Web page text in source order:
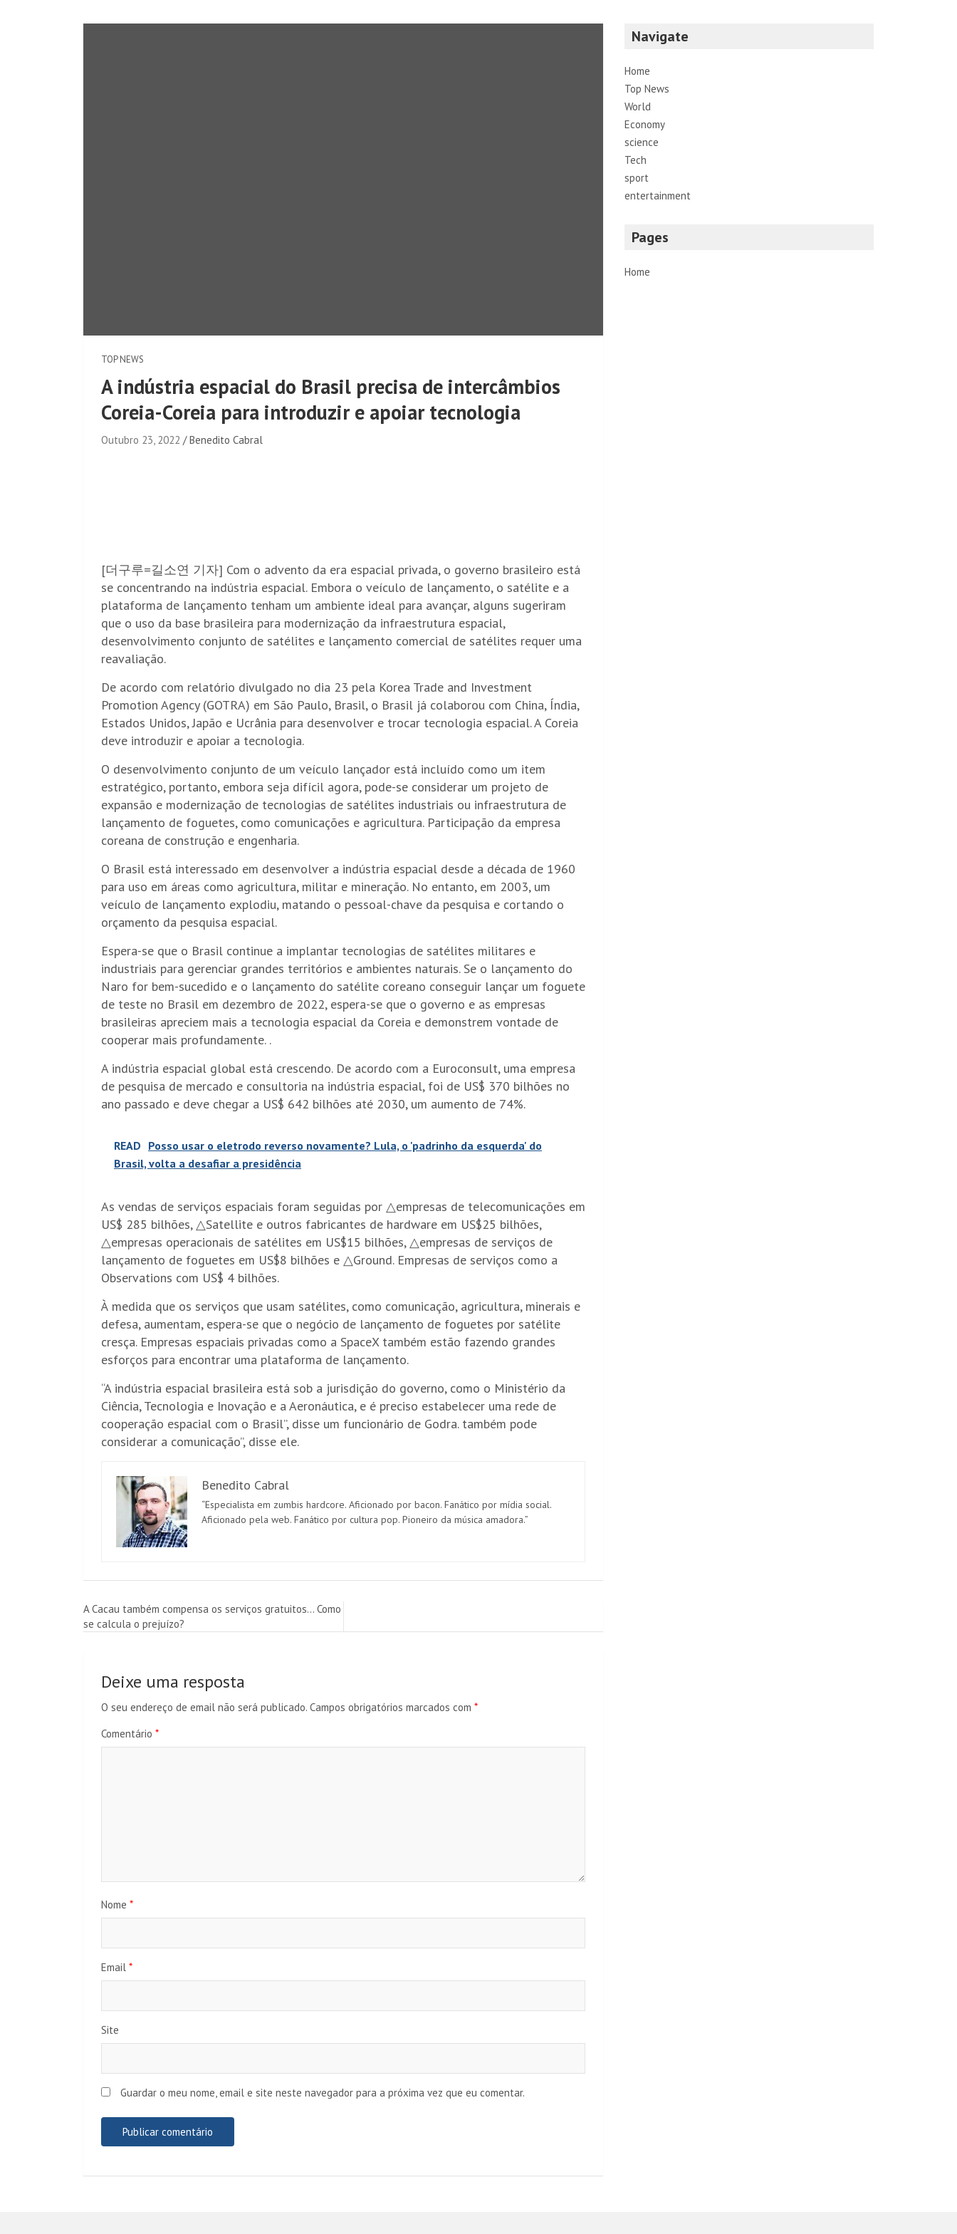
TOP NEWS
A indústria espacial do Brasil precisa de intercâmbios
Coreia-Coreia para introduzir e apoiar tecnologia
Outubro 23, 2022 Benedito Cabral
[더구루=길소연 기자] Com o advento da era espacial privada, o governo brasileiro está
se concentrando na indústria espacial. Embora o veículo de lançamento, o satélite e a
plataforma de lançamento tenham um ambiente ideal para avançar, alguns sugeriram
que o uso da base brasileira para modernização da infraestrutura espacial,
desenvolvimento conjunto de satélites e lançamento comercial de satélites requer uma
reavaliação.
De acordo com relatório divulgado no dia 23 pela Korea Trade and Investment
Promotion Agency (GOTRA) em São Paulo, Brasil, o Brasil já colaborou com China, Índia,
Estados Unidos, Japão e Ucrânia para desenvolver e trocar tecnologia espacial. A Coreia
deve introduzir e apoiar a tecnologia.
O desenvolvimento conjunto de um veículo lançador está incluído como um item
estratégico, portanto, embora seja difícil agora, pode-se considerar um projeto de
expansão e modernização de tecnologias de satélites industriais ou infraestrutura de
lançamento de foguetes, como comunicações e agricultura. Participação da empresa
coreana de construção e engenharia.
O Brasil está interessado em desenvolver a indústria espacial desde a década de 1960
para uso em áreas como agricultura, militar e mineração. No entanto, em 2003, um
veículo de lançamento explodiu, matando o pessoal-chave da pesquisa e cortando o
orçamento da pesquisa espacial.
Espera-se que o Brasil continue a implantar tecnologias de satélites militares e
industriais para gerenciar grandes territórios e ambientes naturais. Se o lançamento do
Naro for bem-sucedido e o lançamento do satélite coreano conseguir lançar um foguete
de teste no Brasil em dezembro de 2022, espera-se que o governo e as empresas
brasileiras apreciem mais a tecnologia espacial da Coreia e demonstrem vontade de
cooperar mais profundamente. .
A indústria espacial global está crescendo. De acordo com a Euroconsult, uma empresa
de pesquisa de mercado e consultoria na indústria espacial, foi de US$ 370 bilhões no
ano passado e deve chegar a US$ 642 bilhões até 2030, um aumento de 74%.
READ Posso usar o eletrodo reverso novamente? Lula, o 'padrinho da esquerda' do
Brasil, volta a desafiar a presidência
As vendas de serviços espaciais foram seguidas por △empresas de telecomunicações em
US$ 285 bilhões, △Satellite e outros fabricantes de hardware em US$25 bilhões,
△empresas operacionais de satélites em US$15 bilhões, △empresas de serviços de
lançamento de foguetes em US$8 bilhões e △Ground. Empresas de serviços como a
Observations com US$ 4 bilhões.
À medida que os serviços que usam satélites, como comunicação, agricultura, minerais e
defesa, aumentam, espera-se que o negócio de lançamento de foguetes por satélite
cresça. Empresas espaciais privadas como a SpaceX também estão fazendo grandes
esforços para encontrar uma plataforma de lançamento.
“A indústria espacial brasileira está sob a jurisdição do governo, como o Ministério da
Ciência, Tecnologia e Inovação e a Aeronáutica, e é preciso estabelecer uma rede de
cooperação espacial com o Brasil”, disse um funcionário de Godra. também pode
considerar a comunicação”, disse ele.
Benedito Cabral
“Especialista em zumbis hardcore. Aficionado por bacon. Fanático por mídia social.
Aficionado pela web. Fanático por cultura pop. Pioneiro da música amadora.”
Navegação
artigos
A Cacau também compensa os serviços gratuitos… Como
se calcula o prejuízo?
Deixe uma resposta
O seu endereço de email não será publicado. Campos obrigatórios marcados com *
Comentário *
Nome *
Email *
Site
Guardar o meu nome, email e site neste navegador para a próxima vez que eu comentar.
Navigate
Home
Top News
World
Economy
science
Tech
sport
entertainment
Pages
Home